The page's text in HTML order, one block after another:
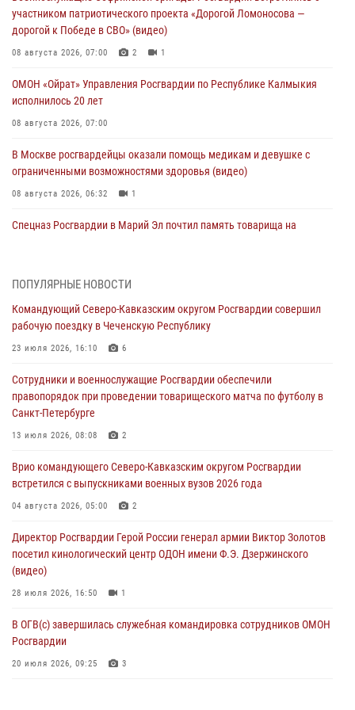
участником патриотического проекта «Дорогой Ломоносова —
дорогой к Победе в СВО» (видео)
08 августа 2026, 07:00 2 1
ОМОН «Ойрат» Управления Росгвардии по Республике Калмыкия
исполнилось 20 лет
08 августа 2026, 07:00
В Москве росгвардейцы оказали помощь медикам и девушке с
ограниченными возможностями здоровья (видео)
08 августа 2026, 06:32 1
Спецназ Росгвардии в Марий Эл почтил память товарища на
турнирами, мастер-классами и легкоатлетическими забегами
08 августа 2026, 06:03
региональные газеты и поддержку земляков
08 августа 2026, 05:00
Кинологи Росгвардии со всей страны приступили к новому курсу
08 августа 2026, 05:00 3
Комплексные проверки безопасности объектов образования с
08 августа 2026, 04:01
ПОПУЛЯРНЫЕ НОВОСТИ
Командующий Северо-Кавказским округом Росгвардии совершил
рабочую поездку в Чеченскую Республику
23 июля 2026, 16:10 6
Сотрудники и военнослужащие Росгвардии обеспечили
правопорядок при проведении товарищеского матча по футболу в
Санкт-Петербурге
13 июля 2026, 08:08 2
Врио командующего Северо-Кавказским округом Росгвардии
встретился с выпускниками военных вузов 2026 года
04 августа 2026, 05:00 2
Директор Росгвардии Герой России генерал армии Виктор Золотов
посетил кинологический центр ОДОН имени Ф.Э. Дзержинского
(видео)
28 июля 2026, 16:50 1
В ОГВ(с) завершилась служебная командировка сотрудников ОМОН
Росгвардии
20 июля 2026, 09:25 3